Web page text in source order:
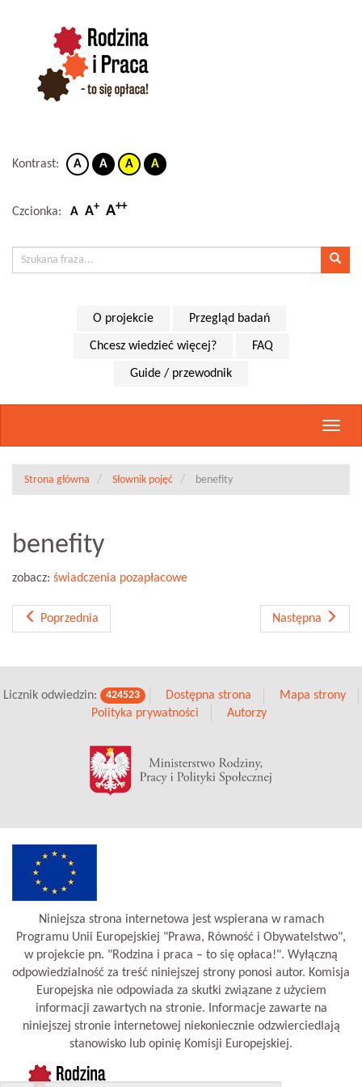
Kontrast: A A A A
Czcionka: A A+ A++
O projekcie Przegląd badań
Chcesz wiedzieć więcej? FAQ
Guide / przewodnik
Strona główna Słownik pojęć benefity
benefity
zobacz: świadczenia pozapłacowe
Poprzednia Następna
Licznik odwiedzin: 424523 Dostępna strona
Mapa strony
Polityka prywatności
Autorzy
Niniejsza strona internetowa jest wspierana w ramach
Programu Unii Europejskiej "Prawa, Równość i Obywatelstwo",
w projekcie pn. "Rodzina i praca – to się opłaca!". Wyłączną
odpowiedzialność za treść niniejszej strony ponosi autor. Komisja
Europejska nie odpowiada za skutki związane z użyciem
informacji zawartych na stronie. Informacje zawarte na
niniejszej stronie internetowej niekoniecznie odzwierciedlają
stanowisko lub opinię Komisji Europejskiej.